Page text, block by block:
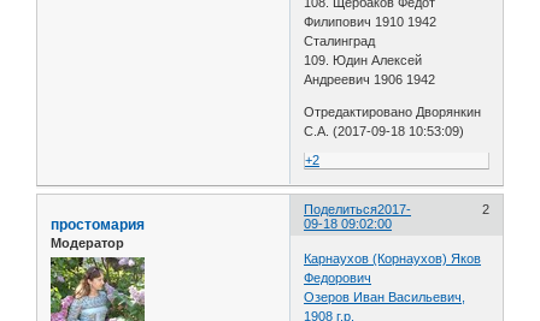
Филипович 1910 1942
Сталинград
109. Юдин Алексей
Андреевич 1906 1942
Отредактировано Дворянкин
С.А. (2017-09-18 10:53:09)
+2
Поделиться 2
2017-
09-18 09:02:00
простомария
Модератор
Карнаухов (Корнаухов) Яков
Федорович
Озеров Иван Васильевич,
1908 г.р.